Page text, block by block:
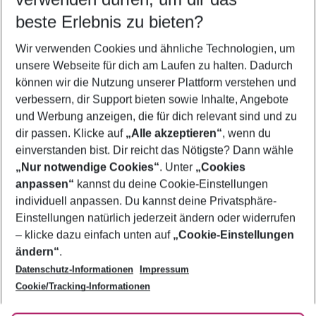
5-8 Nächte
2 Erwachsene Keine Kinder
Mehr Filter anzeigen
Footer
Footer navigation
Über uns
AGB
Bestpreisgarantie
Cookie-Einstellungen ändern
Cookie-Richtlinie
Agenturbetreuung
Barrierefreies Reisen
Folge uns
beste Erlebnis zu bieten?
Wir verwenden Cookies und ähnliche Technologien, um
unsere Webseite für dich am Laufen zu halten. Dadurch
können wir die Nutzung unserer Plattform verstehen und
verbessern, dir Support bieten sowie Inhalte, Angebote
und Werbung anzeigen, die für dich relevant sind und zu
dir passen. Klicke auf „Alle akzeptieren“, wenn du
einverstanden bist. Dir reicht das Nötigste? Dann wähle
„Nur notwendige Cookies“. Unter „Cookies
anpassen“ kannst du deine Cookie-Einstellungen
individuell anpassen. Du kannst deine Privatsphäre-
Einstellungen natürlich jederzeit ändern oder widerrufen
– klicke dazu einfach unten auf „Cookie-Einstellungen
ändern“.
Datenschutz-Informationen
Impressum
Cookie/Tracking-Informationen